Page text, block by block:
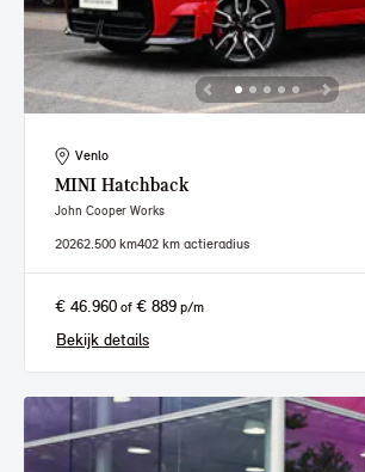
Venlo
MINI Hatchback
John Cooper Works
20262.500 km402 km actieradius
€ 46.960 of € 889 p/m
Bekijk details